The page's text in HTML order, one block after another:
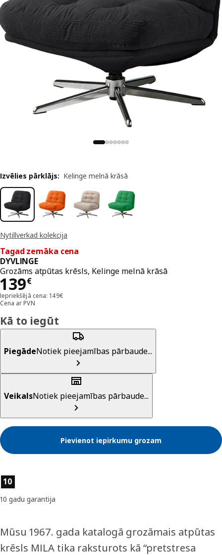
Nytillverkad kolekcija
Tagad zemāka cena
DYVLINGE
Grozāms atpūtas krēsls, Kelinge melnā krāsā
139€
Cena 139€
Iepriekšējā cena: 149€
Cena ar PVN
Izvēlies pārklājs: Kelinge melnā krāsā
Kā to iegūt
PiegādeNotiek pieejamības pārbaude...
VeikalsNotiek pieejamības pārbaude...
Pievienot iepirkumu grozam
Preces īpašības
10
10 gadu garantija
Mūsu 1967. gada katalogā grozāmais atpūtas
krēsls MILA tika raksturots kā “pretstresa